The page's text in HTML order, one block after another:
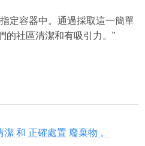
定容器中。通過採取這一簡單
的社區清潔和有吸引力。”
和 正確處置 廢棄物 。